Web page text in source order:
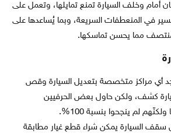
وخلف السيارة تمنع تمايلها، وتعمل على
في المنعطفات السريعة، وبما يُساعدها على
مما يحسن تماسكها.
أي مراكز متخصصة بتعديل السيارة وقص
كشف، ولكن حاول بعض الحرفيين
لم ينجحوا بنسبة 100%.
سقف السيارة يمكن شراء قطع غيار مطابقة